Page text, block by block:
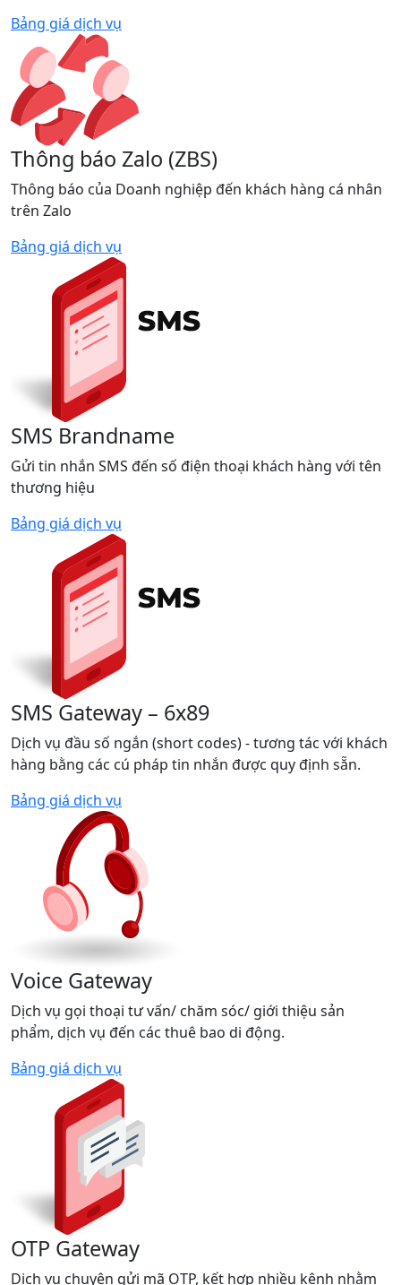
Bảng giá dịch vụ
Thông báo Zalo (ZBS)
Thông báo của Doanh nghiệp đến khách hàng cá nhân
trên Zalo
Bảng giá dịch vụ
SMS Brandname
Gửi tin nhắn SMS đến số điện thoại khách hàng với tên
thương hiệu
Bảng giá dịch vụ
SMS Gateway – 6x89
Dịch vụ đầu số ngắn (short codes) - tương tác với khách
hàng bằng các cú pháp tin nhắn được quy định sẵn.
Bảng giá dịch vụ
Voice Gateway
Dịch vụ gọi thoại tư vấn/ chăm sóc/ giới thiệu sản
phẩm, dịch vụ đến các thuê bao di động.
Bảng giá dịch vụ
OTP Gateway
Dịch vụ chuyên gửi mã OTP, kết hợp nhiều kênh nhằm